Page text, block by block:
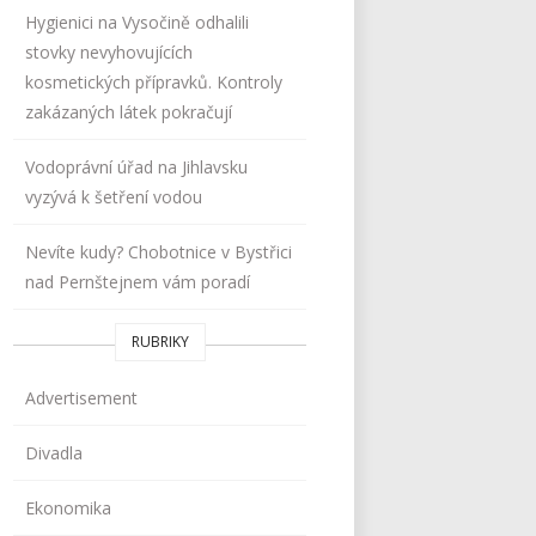
Hygienici na Vysočině odhalili
stovky nevyhovujících
kosmetických přípravků. Kontroly
zakázaných látek pokračují
Vodoprávní úřad na Jihlavsku
vyzývá k šetření vodou
Nevíte kudy? Chobotnice v Bystřici
nad Pernštejnem vám poradí
RUBRIKY
Advertisement
Divadla
Ekonomika